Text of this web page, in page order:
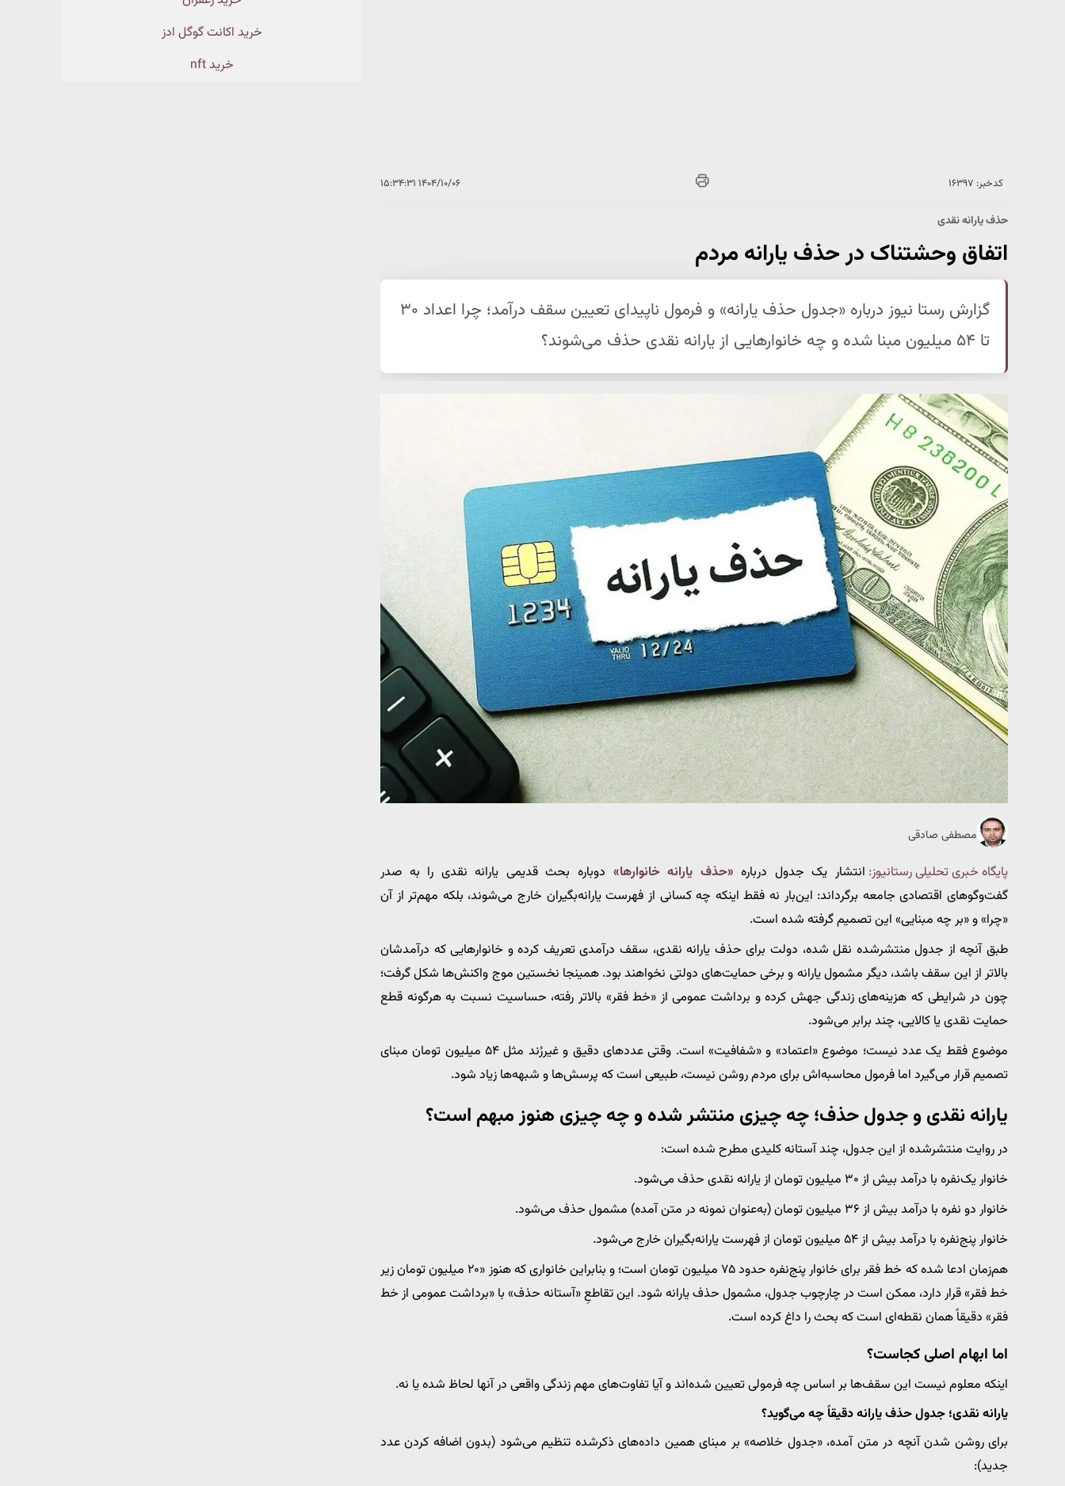
کدخبر: ۱۶۳۹۷ ۱۴۰۴/۱۰/۰۶ ۱۵:۳۴:۳۱
حذف یارانه نقدی
اتفاق وحشتناک‌ در حذف یارانه مردم
گزارش رستا نیوز درباره «جدول حذف یارانه» و فرمول ناپیدای تعیین سقف درآمد؛ چرا اعداد ۳۰
تا ۵۴ میلیون مبنا شده و چه خانوارهایی از یارانه نقدی حذف می‌شوند؟
مصطفی صادقی
پایگاه خبری تحلیلی رستانیوز: انتشار یک جدول درباره «حذف یارانه خانوارها» دوباره بحث قدیمی یارانه نقدی را به صدر
گفت‌وگوهای اقتصادی جامعه برگرداند: این‌بار نه فقط اینکه چه کسانی از فهرست یارانه‌بگیران خارج می‌شوند، بلکه مهم‌تر از آن
«چرا» و «بر چه مبنایی» این تصمیم گرفته شده است.
طبق آنچه از جدول منتشرشده نقل شده، دولت برای حذف یارانه نقدی، سقف درآمدی تعریف کرده و خانوارهایی که درآمدشان
بالاتر از این سقف باشد، دیگر مشمول یارانه و برخی حمایت‌های دولتی نخواهند بود. همینجا نخستین موج واکنش‌ها شکل گرفت؛
چون در شرایطی که هزینه‌های زندگی جهش کرده و برداشت عمومی از «خط فقر» بالاتر رفته، حساسیت نسبت به هرگونه قطع
حمایت نقدی یا کالایی، چند برابر می‌شود.
موضوع فقط یک عدد نیست؛ موضوع «اعتماد» و «شفافیت» است. وقتی عددهای دقیق و غیررُند مثل ۵۴ میلیون تومان مبنای
تصمیم قرار می‌گیرد اما فرمول محاسبه‌اش برای مردم روشن نیست، طبیعی است که پرسش‌ها و شبهه‌ها زیاد شود.
یارانه نقدی و جدول حذف؛ چه چیزی منتشر شده و چه چیزی هنوز مبهم است؟
در روایت منتشرشده از این جدول، چند آستانه کلیدی مطرح شده است:
خانوار یک‌نفره با درآمد بیش از ۳۰ میلیون تومان از یارانه نقدی حذف می‌شود.
خانوار دو نفره با درآمد بیش از ۳۶ میلیون تومان (به‌عنوان نمونه در متن آمده) مشمول حذف می‌شود.
خانوار پنج‌نفره با درآمد بیش از ۵۴ میلیون تومان از فهرست یارانه‌بگیران خارج می‌شود.
هم‌زمان ادعا شده که خط فقر برای خانوار پنج‌نفره حدود ۷۵ میلیون تومان است؛ و بنابراین خانواری که هنوز «۲۰ میلیون تومان زیر
خط فقر» قرار دارد، ممکن است در چارچوب جدول، مشمول حذف یارانه شود. این تقاطعِ «آستانه حذف» با «برداشت عمومی از خط
فقر» دقیقاً همان نقطه‌ای است که بحث را داغ کرده است.
اما ابهام اصلی کجاست؟
اینکه معلوم نیست این سقف‌ها بر اساس چه فرمولی تعیین شده‌اند و آیا تفاوت‌های مهم زندگی واقعی در آنها لحاظ شده یا نه.
یارانه نقدی؛ جدول حذف یارانه دقیقاً چه می‌گوید؟
برای روشن شدن آنچه در متن آمده، «جدول خلاصه» بر مبنای همین داده‌های ذکرشده تنظیم می‌شود (بدون اضافه کردن عدد
جدید):
خرید اکانت گوگل ادز
خرید nft